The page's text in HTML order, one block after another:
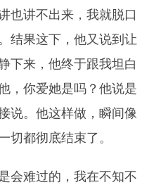
也讲不出来，我就脱口
结果这下，他又说到让
下来，他终于跟我坦白
，你爱她是吗？他说是
说。他这样做，瞬间像
切都彻底结束了。
会难过的，我在不知不